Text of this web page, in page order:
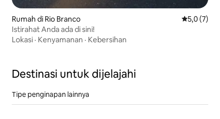
Rumah di Rio Branco Nilai rata-
5,0 (7)
Istirahat Anda ada di sini!
Lokasi · Kenyamanan · Kebersihan
Destinasi untuk dijelajahi
Tipe penginapan lainnya